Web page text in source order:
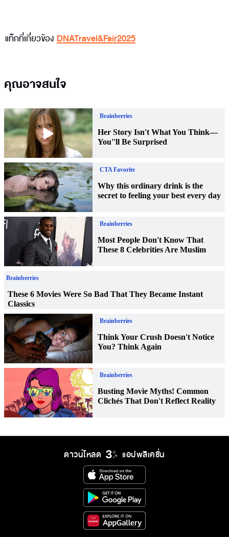
แท็กที่เกี่ยวข้อง DNATravel&Fair2025
คุณอาจสนใจ
ดาวน์โหลด แอปพลิเคชั่น